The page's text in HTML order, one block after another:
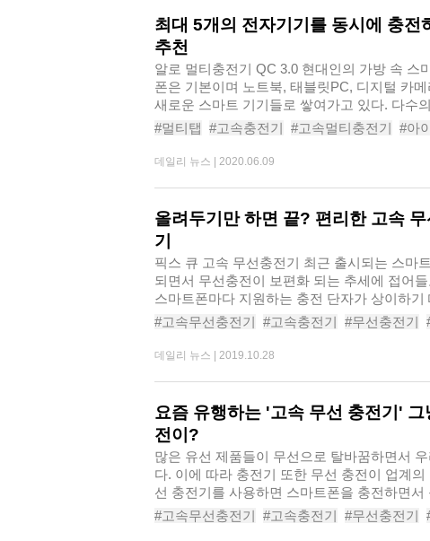
최대 5개의 전자기기를 동시에 충전
추천
알로 멀티충전기 QC 3.0​​ 현대인의 가방 속 스
폰은 기본이며 노트북, 태블릿PC, 디지털 카
새로운 스마트 기기들로 쌓여가고 있다. 다수
#멀티탭 #고속충전기 #고속멀티충전기 #아
#멀티탭추천 #USB멀티탭추천
데일리 뉴스 | 2020.06.09
올려두기만 하면 끝? 편리한 고속
기
픽스 큐 고속 무선충전기​ 최근 출시되는 스마
되면서 무선충전이 보편화 되는 추세에 접어
스마트폰마다 지원하는 충전 단자가 상이하기
#고속무선충전기 #고속충전기 #무선충전기
#무선충전기추천
데일리 뉴스 | 2019.10.28
요즘 유행하는 '고속 무선 충전기'
전이?
많은 유선 제품들이 무선으로 탈바꿈하면서
다. 이에 따라 충전기 또한 무선 충전이 업계
선 충전기를 사용하면 스마트폰을 충전하면서
이..
#고속무선충전기 #고속충전기 #무선충전기